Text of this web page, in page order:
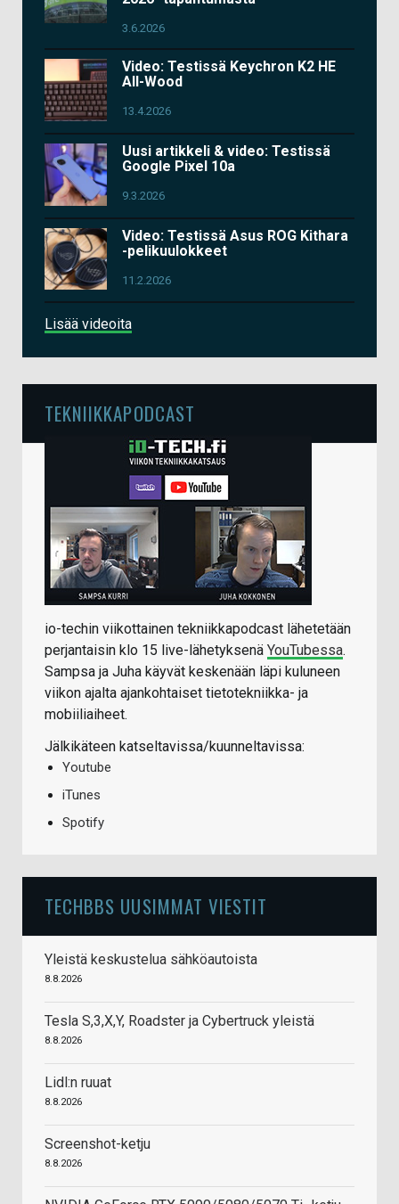
3.6.2026
Video: Testissä Keychron K2 HE
All-Wood
13.4.2026
Uusi artikkeli & video: Testissä
Google Pixel 10a
9.3.2026
Video: Testissä Asus ROG Kithara
-pelikuulokkeet
11.2.2026
Lisää videoita
TEKNIIKKAPODCAST
io-techin viikottainen tekniikkapodcast lähetetään
perjantaisin klo 15 live-lähetyksenä YouTubessa.
Sampsa ja Juha käyvät keskenään läpi kuluneen
viikon ajalta ajankohtaiset tietotekniikka- ja
mobiiliaiheet.
Jälkikäteen katseltavissa/kuunneltavissa:
Youtube
iTunes
Spotify
TECHBBS UUSIMMAT VIESTIT
Yleistä keskustelua sähköautoista
8.8.2026
Tesla S,3,X,Y, Roadster ja Cybertruck yleistä
8.8.2026
Lidl:n ruuat
8.8.2026
Screenshot-ketju
8.8.2026